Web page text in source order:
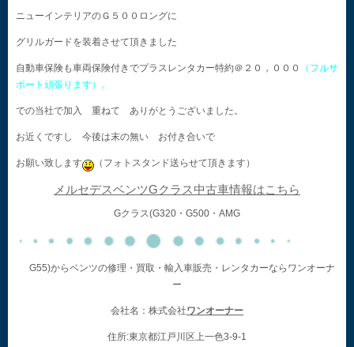
ニューインテリアのＧ５００ロングに
グリルガードを装着させて頂きました
自動車保険も車両保険付きでプラスレンタカー特約＠２０，０００
（フルサ
ポート頑張ります）。
での当社で加入 重ねて ありがとうございました。
お近くですし 今後は末の無い お付き合いで
お願い致します （フォトスタンド送らせて頂きます）
メルセデスベンツGクラス中古車情報はこちら
Gクラス(G320・G500・AMG
G55)からベンツの修理・買取・輸入車販売・レンタカーならワンオーナ
ー
会社名：株式会社ワンオーナー
住所:東京都江戸川区上一色3-9-1